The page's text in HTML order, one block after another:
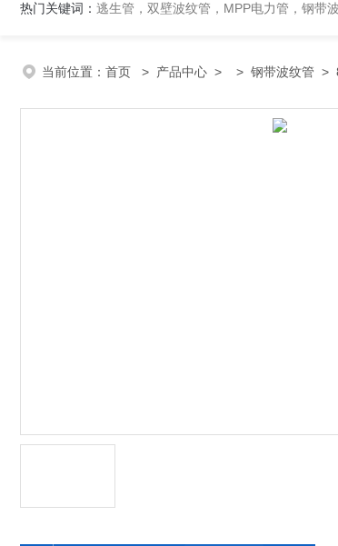
热门关键词： 逃生管，双壁波纹管，MPP电力管，钢带
当前位置： 首页 > 产品中心 > > 钢带波纹管 >